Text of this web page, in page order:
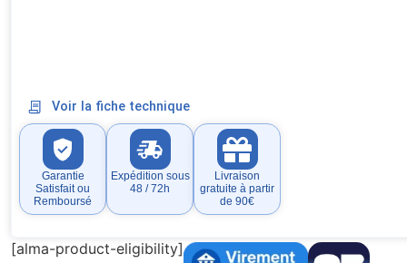
Voir la fiche technique
Garantie
Satisfait ou
Remboursé
Expédition sous
48 / 72h
Livraison
gratuite à partir
de 90€
[alma-product-eligibility]